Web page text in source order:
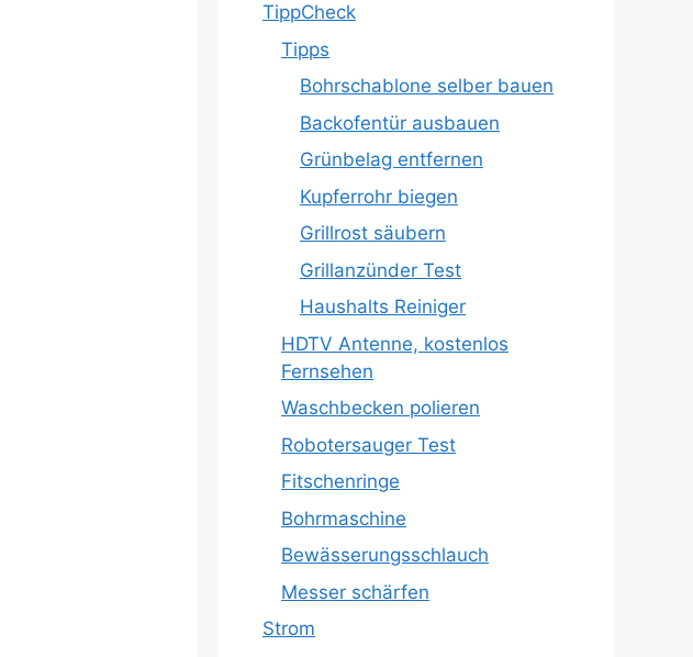
TippCheck
Tipps
Bohrschablone selber bauen
Backofentür ausbauen
Grünbelag entfernen
Kupferrohr biegen
Grillrost säubern
Grillanzünder Test
Haushalts Reiniger
HDTV Antenne, kostenlos
Fernsehen
Waschbecken polieren
Robotersauger Test
Fitschenringe
Bohrmaschine
Bewässerungsschlauch
Messer schärfen
Strom